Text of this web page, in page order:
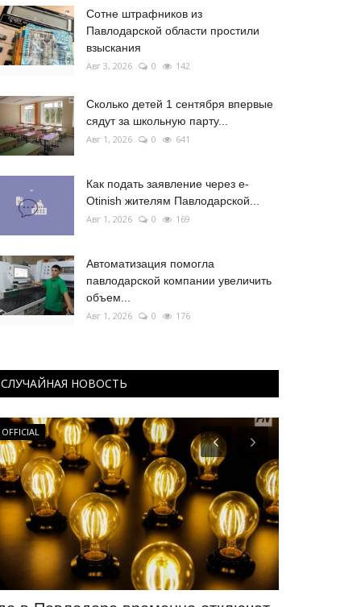
Сотне штрафников из
Павлодарской области простили
взыскания
Авг 3, 2026 0 142
Сколько детей 1 сентября впервые
сядут за школьную парту...
Авг 1, 2026 0 641
Как подать заявление через e-
Otinish жителям Павлодарской...
Авг 1, 2026 0 169
Автоматизация помогла
павлодарской компании увеличить
объем...
Авг 1, 2026 0 176
СЛУЧАЙНАЯ НОВОСТЬ
OFFICIAL